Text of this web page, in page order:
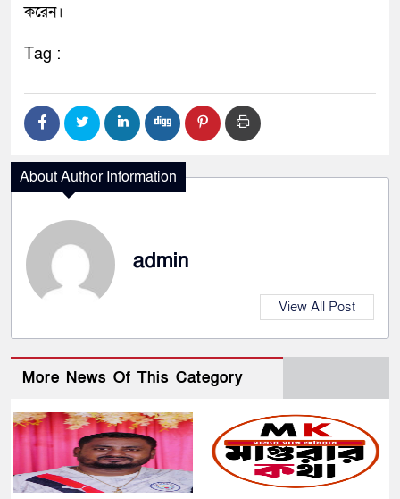
করেন।
Tag :
About Author Information
admin
View All Post
More News Of This Category